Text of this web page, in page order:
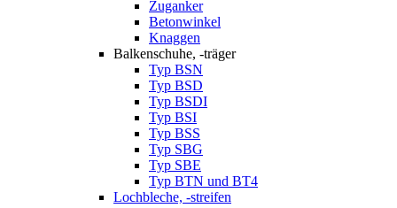
Zuganker
Betonwinkel
Knaggen
Balkenschuhe, -träger
Typ BSN
Typ BSD
Typ BSDI
Typ BSI
Typ BSS
Typ SBG
Typ SBE
Typ BTN und BT4
Lochbleche, -streifen